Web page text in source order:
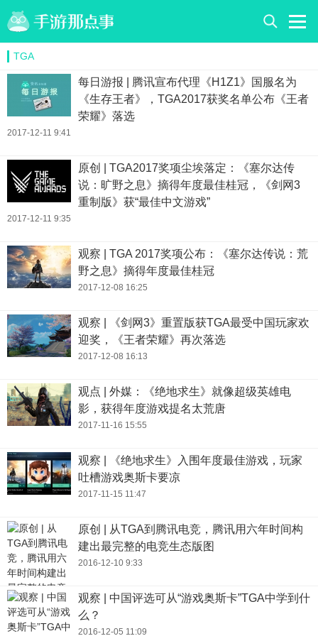
TGA
每日游报 | 腾讯宣布代理《H1Z1》国服名为
《生存王者》，TGA2017获奖名单公布《王者
荣耀》落选
2017-12-11 9:41
原创 | TGA2017奖项尘埃落定：《塞尔达传
说：旷野之息》摘得年度最佳桂冠，《剑网3
重制版》获“最佳中文游戏”
2017-12-11 9:35
观察 | TGA 2017奖项公布：《塞尔达传说：荒
野之息》摘得年度最佳桂冠
2017-12-08 16:25
观察 | 《剑网3》重置版获TGA最受中国玩家欢
迎奖，《王者荣耀》再次落选
2017-12-08 16:13
观点 | 外媒：《绝地求生》就像超级英雄电
影，获得年度游戏提名太荒唐
2017-11-16 15:55
观察 | 《绝地求生》入围年度最佳游戏，玩家
吐槽游戏奥斯卡要凉
2017-11-15 11:47
原创 | 从TGA到腾讯电竞，腾讯用六年时间构
建出最完整的电竞生态版图
2016-12-10 9:33
观察 | 中国评选可从“游戏奥斯卡”TGA中学到什
么？
2016-12-05 11:09